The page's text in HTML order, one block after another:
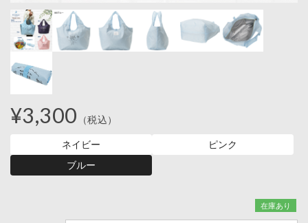
¥3,300 （税込）
ネイビー
ピンク
ブルー
在庫あり